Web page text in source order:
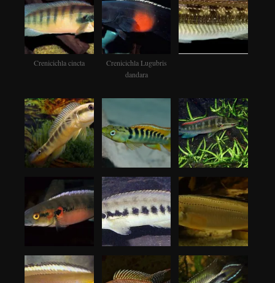
Crenicichla cincta
Crenicichla Lugubris
dandara